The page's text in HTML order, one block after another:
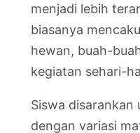
menjadi lebih
biasanya
hewan, buah-
kegiatan sehari-
Siswa
dengan variasi